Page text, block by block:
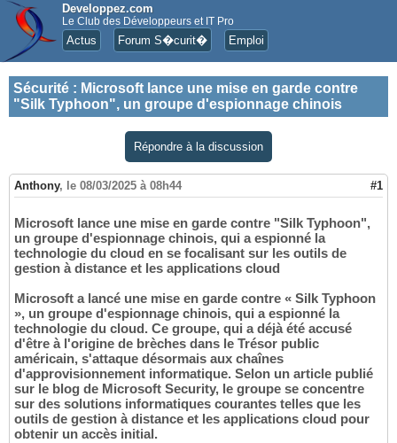
Developpez.com
Le Club des Développeurs et IT Pro
Actus Forum S�curit� Emploi
Sécurité : Microsoft lance une mise en garde contre
"Silk Typhoon", un groupe d'espionnage chinois
Répondre à la discussion
Anthony, le 08/03/2025 à 08h44 #1
Microsoft lance une mise en garde contre "Silk Typhoon",
un groupe d'espionnage chinois, qui a espionné la
technologie du cloud en se focalisant sur les outils de
gestion à distance et les applications cloud
Microsoft a lancé une mise en garde contre « Silk Typhoon
», un groupe d'espionnage chinois, qui a espionné la
technologie du cloud. Ce groupe, qui a déjà été accusé
d'être à l'origine de brèches dans le Trésor public
américain, s'attaque désormais aux chaînes
d'approvisionnement informatique. Selon un article publié
sur le blog de Microsoft Security, le groupe se concentre
sur des solutions informatiques courantes telles que les
outils de gestion à distance et les applications cloud pour
obtenir un accès initial.